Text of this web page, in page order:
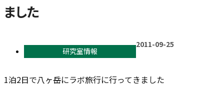
ました
研究室情報
2011-09-25
1泊2日で八ヶ岳にラボ旅行に行ってきました